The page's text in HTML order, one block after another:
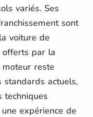
variés. Ses
sont
voiture de
offerts par la
moteur reste
standards actuels,
techniques
expérience de